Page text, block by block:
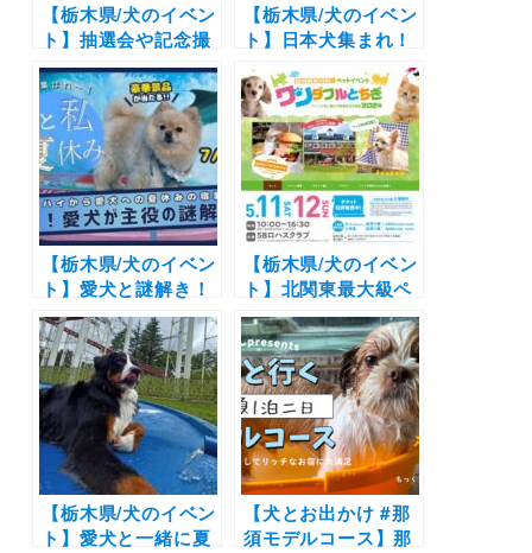
【栃木県/犬のイベン
ト】抽選会や記念撮
影なども開催
「101PARTY
Dalmatians」（那
須ハイランドパー
ク）9/22
【栃木県/犬のイベン
ト】日本犬集まれ！
「ZIPANG2024～日
本犬の祭典～」ショ
ピングや集合写真な
ど（那須ハイランド
パーク）4/14
【栃木県/犬のイベン
ト】愛犬と謎解き！
抽選で豪華景品をゲ
ット「犬と私の夏休
み」（那須ハイラン
ドパーク）7/20、
7/21
【栃木県/犬のイベン
ト】北関東最大級ペ
ットイベント！「ワ
ンダフルとちぎ
2024」（58ロハス
クラブ）5/11・12
【栃木県/犬のイベン
ト】愛犬と一緒に夏
【犬とお出かけ #那
須モデルコース】那